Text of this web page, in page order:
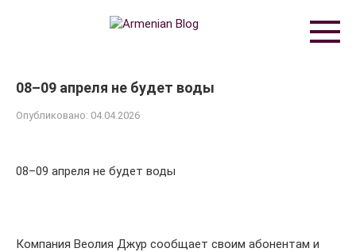
08–09 апреля не будет воды
Опубликовано: 04.04.2026
08–09 апреля не будет воды
Компания Веолия Джур сообщает своим абонентам и